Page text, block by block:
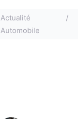
Actualité
Automobile
/